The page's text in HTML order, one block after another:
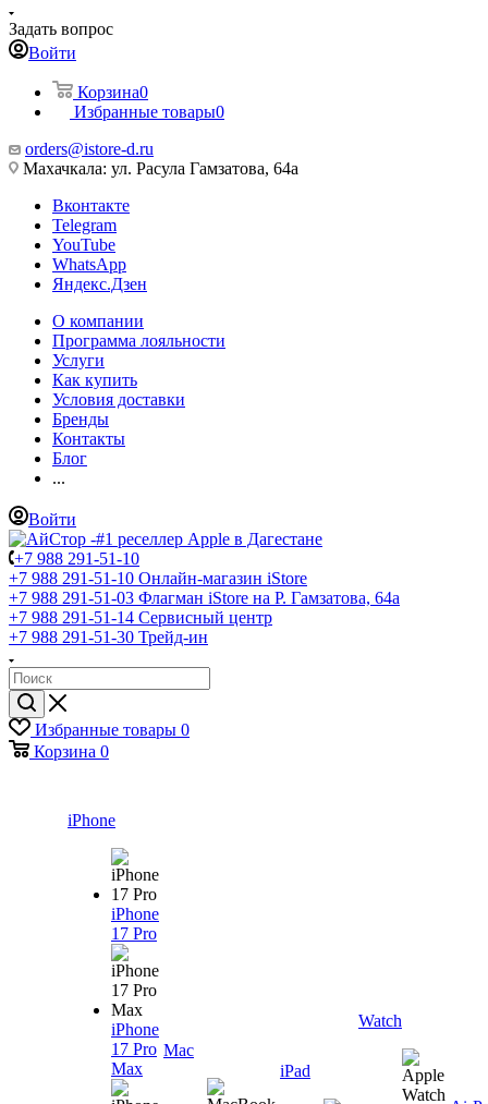
Задать вопрос
Войти
Корзина0
Избранные товары0
orders@istore-d.ru
Махачкала: ул. Расула Гамзатова, 64а
Вконтакте
Telegram
YouTube
WhatsApp
Яндекс.Дзен
О компании
Программа лояльности
Услуги
Как купить
Условия доставки
Бренды
Контакты
Блог
...
Войти
+7 988 291-51-10
+7 988 291-51-10 Онлайн-магазин iStore
+7 988 291-51-03 Флагман iStore на Р. Гамзатова, 64а
+7 988 291-51-14 Сервисный центр
+7 988 291-51-30 Трейд-ин
Избранные товары 0
Корзина 0
iPhone
iPhone
17 Pro
iPhone
17 Pro
Max
Mac
iPad
Watch